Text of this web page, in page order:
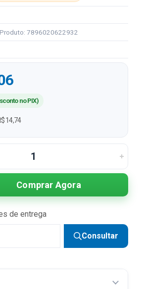
7896020622932
no PIX)
14,74
Comprar Agora
de entrega
Consultar